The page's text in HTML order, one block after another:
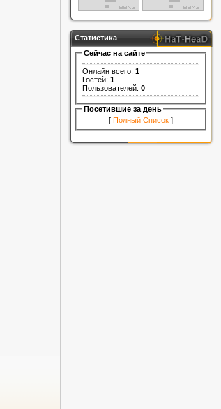
Статистика
Сейчас на сайте
Онлайн всего: 1
Гостей: 1
Пользователей: 0
Посетившие за день
[ Полный Список ]